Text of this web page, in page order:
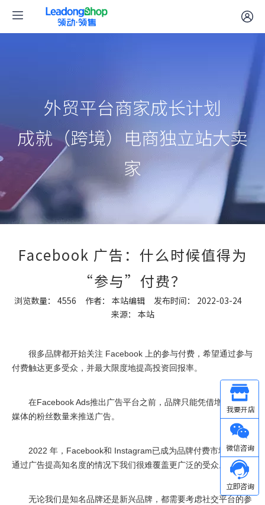
外贸平台商家成长计划
成就（跨境）电商独立站大卖
家
Facebook 广告：什么时候值得为
“参与”付费？
浏览数量： 4556 作者： 本站编辑 发布时间： 2022-03-24
来源： 本站
很多品牌都开始关注 Facebook 上的参与付费，希望通过参与
付费触达更多受众，并最大限度地提高投资回报率。
在Facebook Ads推出广告平台之前，品牌只能凭借增加社交
媒体的粉丝数量来推送广告。
2022 年，Facebook和 Instagram已成为品牌付费市场。在不
通过广告提高知名度的情况下我们很难覆盖更广泛的受众。
无论我们是知名品牌还是新兴品牌，都需要考虑社交平台的参
Other
微信